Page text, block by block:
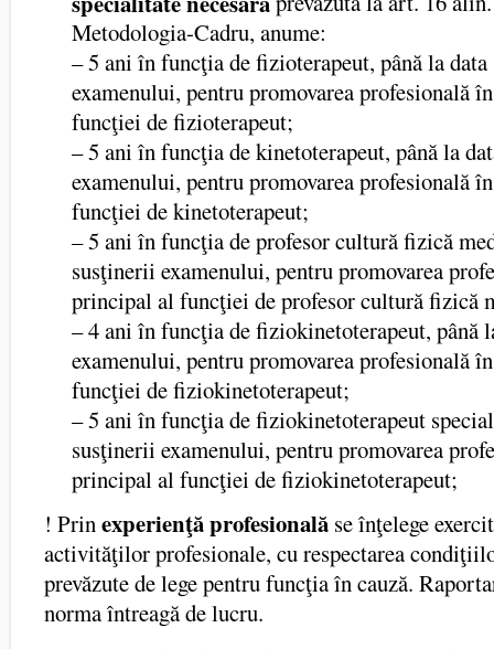
Metodologia-Cadru, anume:
– 5 ani în funcţia de fizioterapeut, până la
examenului, pentru promovarea profesională
funcţiei de fizioterapeut;
– 5 ani în funcţia de kinetoterapeut, până la
examenului, pentru promovarea profesională
funcţiei de kinetoterapeut;
– 5 ani în funcţia de profesor cultură fizică
susţinerii examenului, pentru promovarea
principal al funcţiei de profesor cultură fizică
– 4 ani în funcţia de fiziokinetoterapeut, până
examenului, pentru promovarea profesională
funcţiei de fiziokinetoterapeut;
– 5 ani în funcţia de fiziokinetoterapeut
susţinerii examenului, pentru promovarea
principal al funcţiei de fiziokinetoterapeut;
! Prinexperienţă profesională se înţelege
activităţilor profesionale, cu respectarea
prevăzute de lege pentru funcţia în cauză.
norma întreagă de lucru.